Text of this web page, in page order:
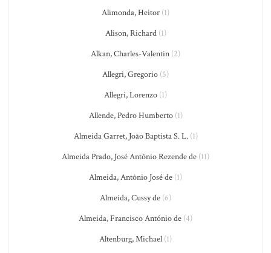
Alimonda, Heitor (1)
Alison, Richard(1)
Alkan, Charles-Valentin (2)
Allegri, Gregorio (5)
Allegri, Lorenzo (1)
Allende, Pedro Humberto(1)
Almeida Garret, João Baptista S. L.(1)
Almeida Prado, José Antônio Rezende de (11)
Almeida, Antônio José de (1)
Almeida, Cussy de (6)
Almeida, Francisco António de (4)
Altenburg, Michael (1)